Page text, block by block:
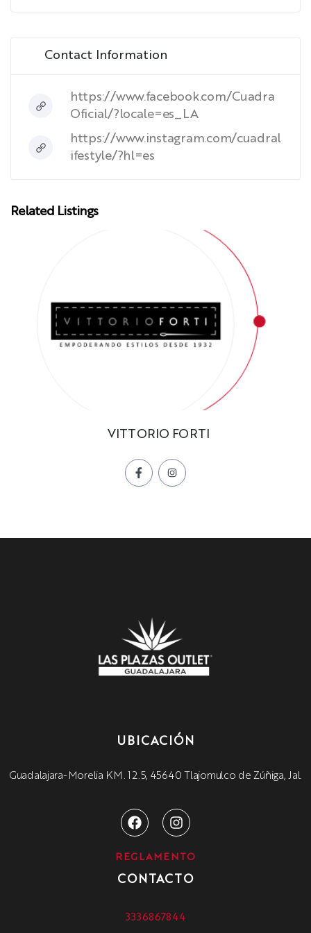
Contact Information
https://www.facebook.com/Cuadra
Oficial/?locale=es_LA
https://www.instagram.com/cuadral
ifestyle/?hl=es
Related Listings
VITTORIO FORTI
UBICACIÓN
Guadalajara-Morelia KM. 12.5, 45640 Tlajomulco de Zúñiga, Jal.
REGLAMENTO
CONTACTO
3336867844